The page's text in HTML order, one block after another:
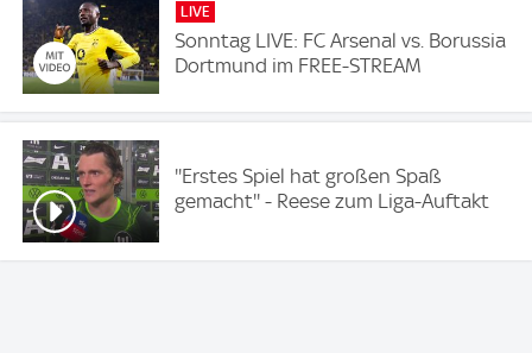
LIVE
Sonntag LIVE: FC Arsenal vs. Borussia
Dortmund im FREE-STREAM
''Erstes Spiel hat großen Spaß
gemacht'' - Reese zum Liga-Auftakt